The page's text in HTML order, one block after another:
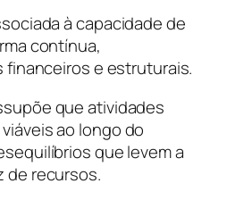
à capacidade de
contínua,
e estruturais.
que atividades
ao longo do
que levem a
de recursos.